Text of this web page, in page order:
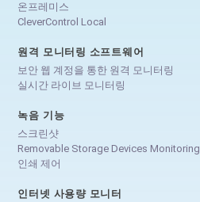
온프레미스
CleverControl Local
원격 모니터링 소프트웨어
보안 웹 계정을 통한 원격 모니터링
실시간 라이브 모니터링
녹음 기능
스크린샷
Removable Storage Devices Monitoring
인쇄 제어
인터넷 사용량 모니터